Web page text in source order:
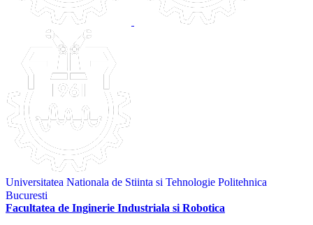
Universitatea Nationala de Stiinta si Tehnologie Politehnica
Bucuresti
Facultatea de Inginerie Industriala si Robotica